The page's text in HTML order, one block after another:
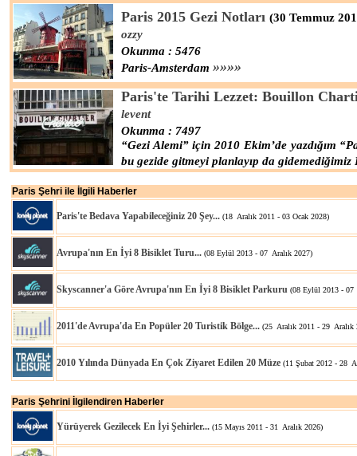
Paris 2015 Gezi Notları (30 Temmuz
ozzy
Okunma : 5476
Paris-Amsterdam »»»»
Paris'te Tarihi Lezzet: Bouillon
levent
Okunma : 7497
“Gezi Alemi” için 2010 Ekim’de yazdığım
bu gezide gitmeyi planlayıp da
Paris Şehri ile İlgili Haberler
Paris'te Bedava Yapabileceğiniz 20 Şey... (18 Aralık 2011 - 03 Ocak 2028)
Avrupa'nın En İyi 8 Bisiklet Turu... (08 Eylül 2013 - 07 Aralık 2027)
Skyscanner'a Göre Avrupa'nın En İyi 8 Bisiklet Parkuru (08 Eylül 2013 - 07
2011'de Avrupa'da En Popüler 20 Turistik Bölge... (25 Aralık 2011 - 29 Aralık
2010 Yılında Dünyada En Çok Ziyaret Edilen 20 Müze (11 Şubat 2012 - 28
Paris Şehrini İlgilendiren Haberler
Yürüyerek Gezilecek En İyi Şehirler... (15 Mayıs 2011 - 31 Aralık 2026)